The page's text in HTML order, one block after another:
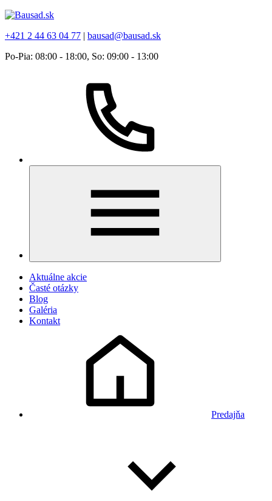
+421 2 44 63 04 77 | bausad@bausad.sk
Po-Pia: 08:00 - 18:00, So: 09:00 - 13:00
Aktuálne akcie
Časté otázky
Blog
Galéria
Kontakt
Predajňa